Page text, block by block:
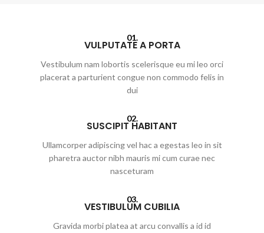
01.
VULPUTATE A PORTA
Vestibulum nam lobortis scelerisque eu mi leo orci
placerat a parturient congue non commodo felis in
dui
02.
SUSCIPIT HABITANT
Ullamcorper adipiscing vel hac a egestas leo in sit
pharetra auctor nibh mauris mi cum curae nec
nasceturam
03.
VESTIBULUM CUBILIA
Gravida morbi platea at arcu convallis a id id